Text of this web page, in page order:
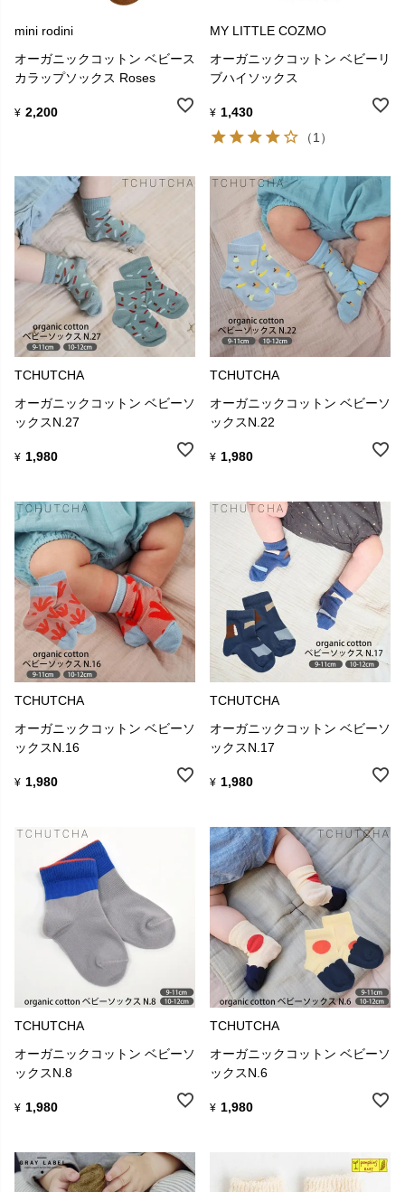
mini rodini
オーガニックコットン ベビース
カラップソックス Roses
¥ 2,200
MY LITTLE COZMO
オーガニックコットン ベビーリ
ブハイソックス
¥ 1,430
（1）
TCHUTCHA
オーガニックコットン ベビーソ
ックスN.27
¥ 1,980
TCHUTCHA
オーガニックコットン ベビーソ
ックスN.22
¥ 1,980
TCHUTCHA
オーガニックコットン ベビーソ
ックスN.16
¥ 1,980
TCHUTCHA
オーガニックコットン ベビーソ
ックスN.17
¥ 1,980
TCHUTCHA
オーガニックコットン ベビーソ
ックスN.8
¥ 1,980
TCHUTCHA
オーガニックコットン ベビーソ
ックスN.6
¥ 1,980